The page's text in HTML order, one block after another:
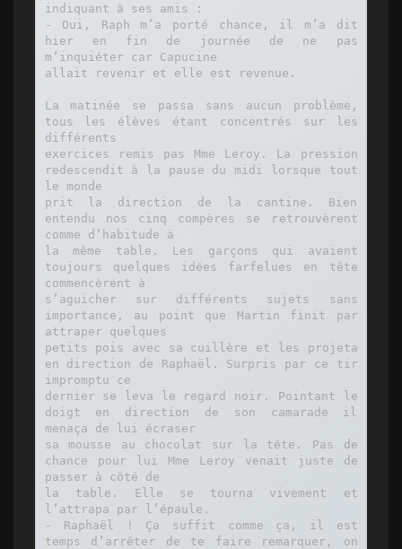
indiquant à ses amis :
- Oui, Raph m’a porté chance, il m’a dit
hier en fin de journée de ne pas
m’inquiéter car Capucine
allait revenir et elle est revenue.
La matinée se passa sans aucun problème,
tous les élèves étant concentrés sur les
différents
exercices remis pas Mme Leroy. La pression
redescendit à la pause du midi lorsque tout
le monde
prit la direction de la cantine. Bien
entendu nos cinq compères se retrouvèrent
comme d’habitude à
la même table. Les garçons qui avaient
toujours quelques idées farfelues en tête
commencèrent à
s’aguicher sur différents sujets sans
importance, au point que Martin finit par
attraper quelques
petits pois avec sa cuillère et les projeta
en direction de Raphaël. Surpris par ce tir
impromptu ce
dernier se leva le regard noir. Pointant le
doigt en direction de son camarade il
menaça de lui écraser
sa mousse au chocolat sur la tête. Pas de
chance pour lui Mme Leroy venait juste de
passer à côté de
la table. Elle se tourna vivement et
l’attrapa par l’épaule.
- Raphaël ! Ça suffit comme ça, il est
temps d’arrêter de te faire remarquer, on